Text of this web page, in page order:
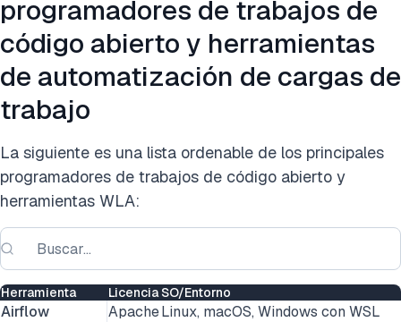
programadores de trabajos de
código abierto y herramientas
de automatización de cargas de
trabajo
La siguiente es una lista ordenable de los principales
programadores de trabajos de código abierto y
herramientas WLA:
Herramienta Licencia SO/Entorno
Airflow
ApacheLinux, macOS, Windows con WSL